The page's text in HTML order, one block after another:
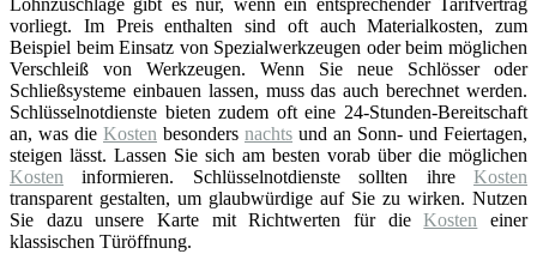
Lohnzuschläge gibt es nur, wenn ein entsprechender Tarifvertrag
vorliegt. Im Preis enthalten sind oft auch Materialkosten, zum
Beispiel beim Einsatz von Spezialwerkzeugen oder beim möglichen
Verschleiß von Werkzeugen. Wenn Sie neue Schlösser oder
Schließsysteme einbauen lassen, muss das auch berechnet werden.
Schlüsselnotdienste bieten zudem oft eine 24-Stunden-Bereitschaft
an, was die Kosten besonders nachts und an Sonn- und Feiertagen,
steigen lässt. Lassen Sie sich am besten vorab über die möglichen
Kosten informieren. Schlüsselnotdienste sollten ihre Kosten
transparent gestalten, um glaubwürdige auf Sie zu wirken. Nutzen
Sie dazu unsere Karte mit Richtwerten für dieKosten einer
klassischen Türöffnung.